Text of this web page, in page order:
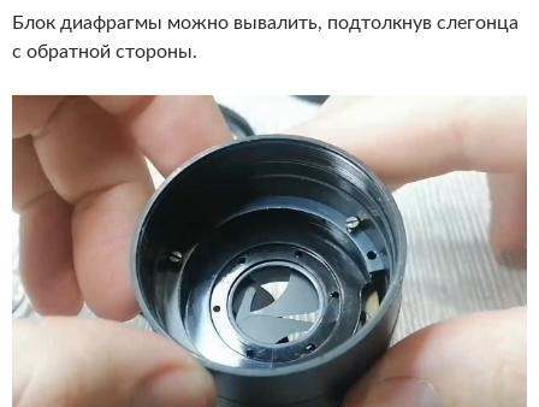
Блок диафрагмы можно вывалить, подтолкнув слегонца
с обратной стороны.